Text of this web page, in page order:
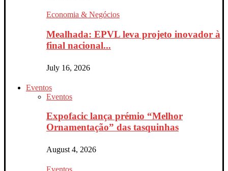
Economia & Negócios
Mealhada: EPVL leva projeto inovador à
final nacional...
July 16, 2026
Eventos
Eventos
Expofacic lança prémio “Melhor
Ornamentação” das tasquinhas
August 4, 2026
Eventos